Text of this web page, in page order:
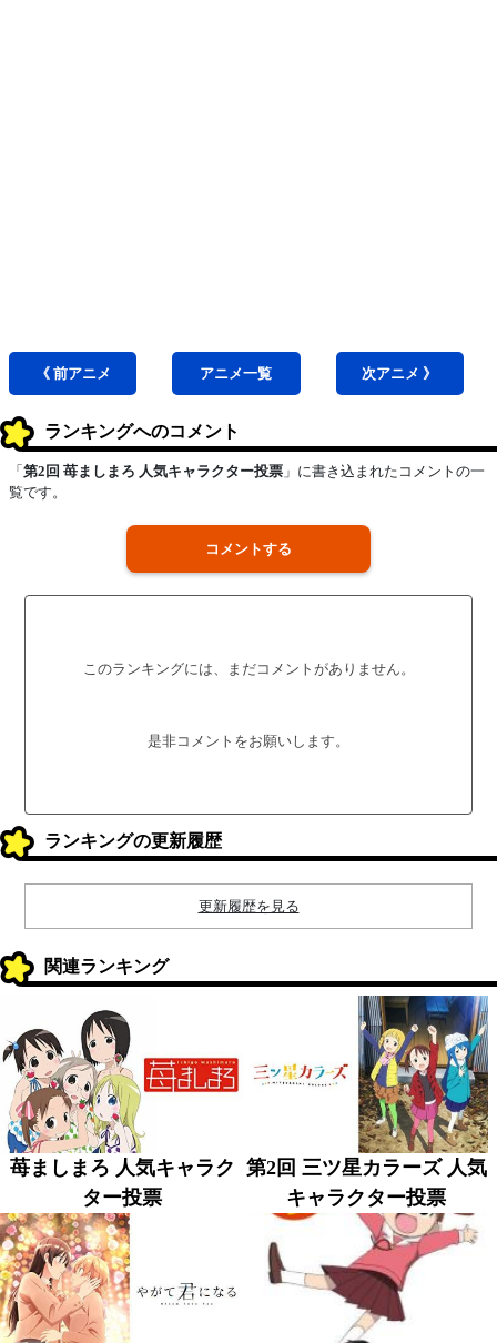
《 前アニメ アニメ一覧 次アニメ 》
ランキングへのコメント
「 第2回 苺ましまろ 人気キャラクター投票 」に書き込まれたコメントの一
覧です。
コメントする
このランキングには、まだコメントがありません。
是非コメントをお願いします。
ランキングの更新履歴
更新履歴を見る
関連ランキング
苺ましまろ 人気キャラク
ター投票
第2回 三ツ星カラーズ 人気
キャラクター投票